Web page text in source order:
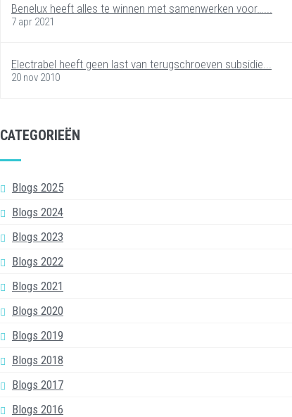
Benelux heeft alles te winnen met samenwerken voor…...
7 apr 2021
Electrabel heeft geen last van terugschroeven subsidie...
20 nov 2010
CATEGORIEËN
Blogs 2025
Blogs 2024
Blogs 2023
Blogs 2022
Blogs 2021
Blogs 2020
Blogs 2019
Blogs 2018
Blogs 2017
Blogs 2016